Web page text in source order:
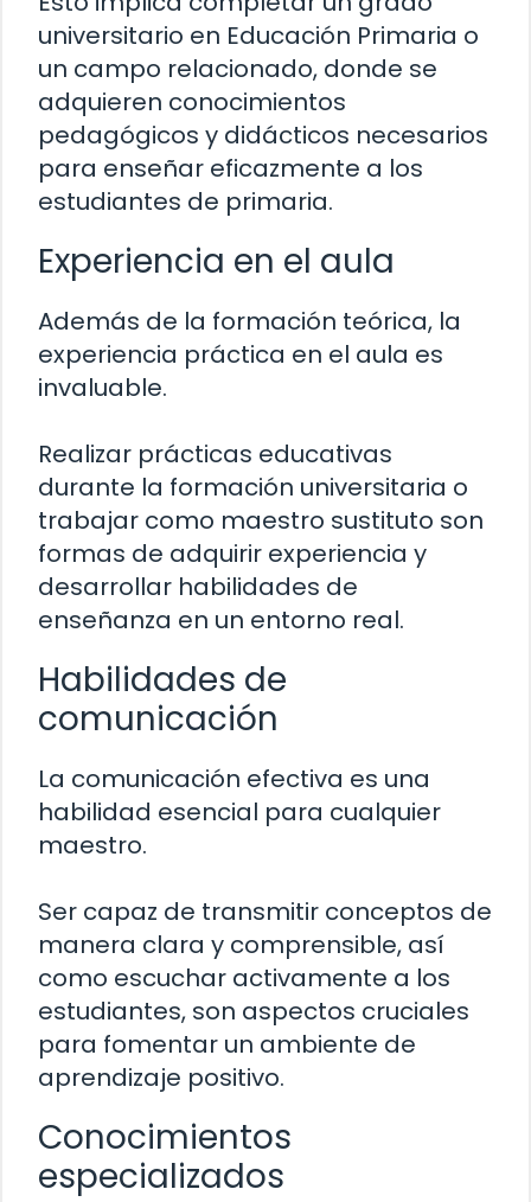
universitario en Educación Primaria o
un campo relacionado, donde se
adquieren conocimientos
pedagógicos y didácticos necesarios
para enseñar eficazmente a los
estudiantes de primaria.
Experiencia en el aula
Además de la formación teórica, la
experiencia práctica en el aula es
invaluable.
Realizar prácticas educativas
durante la formación universitaria o
trabajar como maestro sustituto son
formas de adquirir experiencia y
desarrollar habilidades de
enseñanza en un entorno real.
Habilidades de
comunicación
La comunicación efectiva es una
habilidad esencial para cualquier
maestro.
Ser capaz de transmitir conceptos de
manera clara y comprensible, así
como escuchar activamente a los
estudiantes, son aspectos cruciales
para fomentar un ambiente de
aprendizaje positivo.
Conocimientos
especializados